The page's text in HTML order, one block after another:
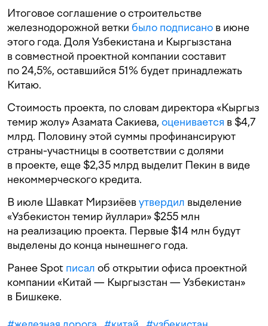
Итоговое соглашение о строительстве
железнодорожной ветки было подписано в июне
этого года. Доля Узбекистана и Кыргызстана
в совместной проектной компании составит
по 24,5%, оставшийся 51% будет принадлежать
Китаю.
Стоимость проекта, по словам директора «Кыргыз
темир жолу» Азамата Сакиева, оценивается в $4,7
млрд. Половину этой суммы профинансируют
страны-участницы в соответствии с долями
в проекте, еще $2,35 млрд выделит Пекин в виде
некоммерческого кредита.
В июле Шавкат Мирзиёевутвердил выделение
«Узбекистон темир йуллари» $255 млн
на реализацию проекта. Первые $14 млн будут
выделены до конца нынешнего года.
Ранее Spot писал об открытии офиса проектной
компании «Китай — Кыргызстан — Узбекистан»
в Бишкеке.